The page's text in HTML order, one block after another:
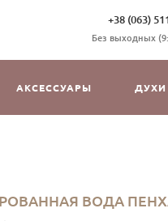
+38 (063)
Без выходных
АКСЕССУАРЫ ДУХИ
ВОДА